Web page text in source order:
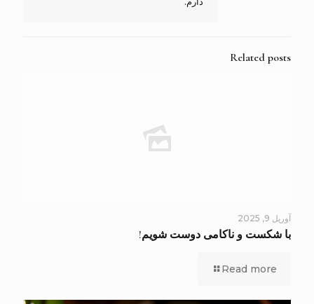
Related posts
آوریل 9, 2025
با شکست و ناکامی دوست شویم!
Read more